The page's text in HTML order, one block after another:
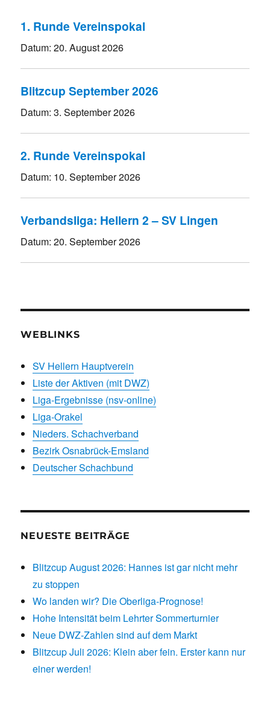
1. Runde Vereinspokal
Datum:20. August 2026
Blitzcup September 2026
Datum:3. September 2026
2. Runde Vereinspokal
Datum: 10. September 2026
Verbandsliga: Hellern 2 – SV Lingen
Datum:20. September 2026
WEBLINKS
SV Hellern Hauptverein
Liste der Aktiven (mit DWZ)
Liga-Ergebnisse (nsv-online)
Liga-Orakel
Nieders. Schachverband
Bezirk Osnabrück-Emsland
Deutscher Schachbund
NEUESTE BEITRÄGE
Blitzcup August 2026: Hannes ist gar nicht mehr
zu stoppen
Wo landen wir? Die Oberliga-Prognose!
Hohe Intensität beim Lehrter Sommerturnier
Neue DWZ-Zahlen sind auf dem Markt
Blitzcup Juli 2026: Klein aber fein. Erster kann nur
einer werden!